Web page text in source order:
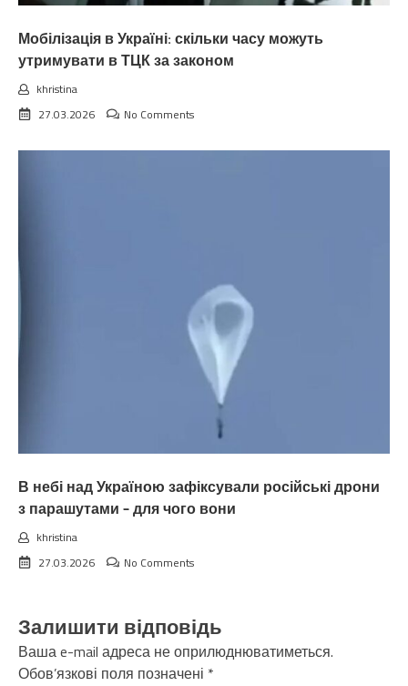
Мобілізація в Україні: скільки часу можуть
утримувати в ТЦК за законом
khristina
27.03.2026
No Comments
В небі над Україною зафіксували російські дрони
з парашутами – для чого вони
khristina
27.03.2026
No Comments
Залишити відповідь
Ваша e-mail адреса не оприлюднюватиметься.
Обов’язкові поля позначені *